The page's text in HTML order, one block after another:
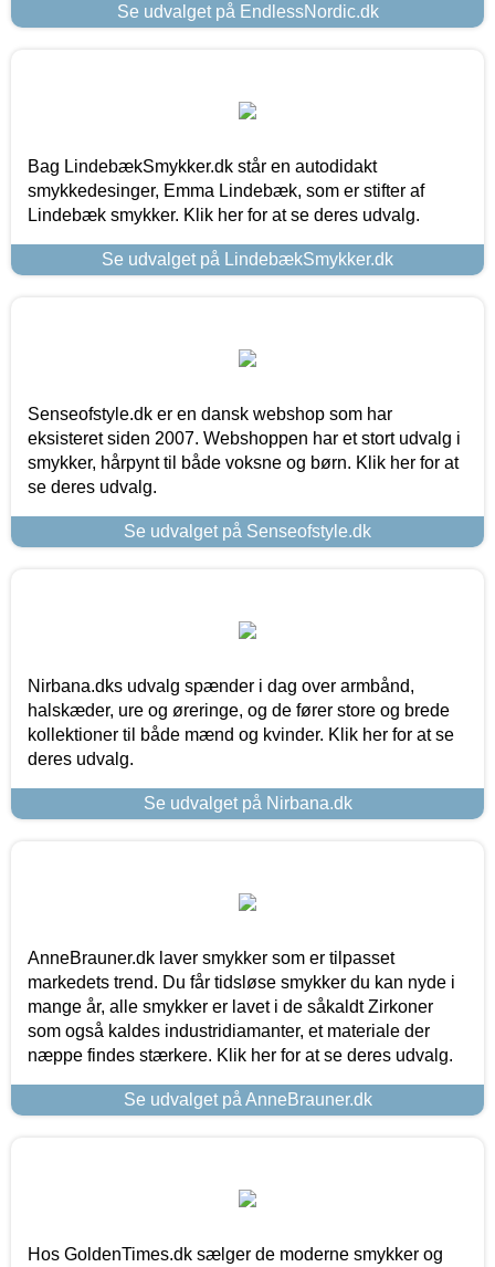
Se udvalget på EndlessNordic.dk
Bag LindebækSmykker.dk står en autodidakt
smykkedesinger, Emma Lindebæk, som er stifter af
Lindebæk smykker. Klik her for at se deres udvalg.
Se udvalget på LindebækSmykker.dk
Senseofstyle.dk er en dansk webshop som har
eksisteret siden 2007. Webshoppen har et stort udvalg i
smykker, hårpynt til både voksne og børn. Klik her for at
se deres udvalg.
Se udvalget på Senseofstyle.dk
Nirbana.dks udvalg spænder i dag over armbånd,
halskæder, ure og øreringe, og de fører store og brede
kollektioner til både mænd og kvinder. Klik her for at se
deres udvalg.
Se udvalget på Nirbana.dk
AnneBrauner.dk laver smykker som er tilpasset
markedets trend. Du får tidsløse smykker du kan nyde i
mange år, alle smykker er lavet i de såkaldt Zirkoner
som også kaldes industridiamanter, et materiale der
næppe findes stærkere. Klik her for at se deres udvalg.
Se udvalget på AnneBrauner.dk
Hos GoldenTimes.dk sælger de moderne smykker og